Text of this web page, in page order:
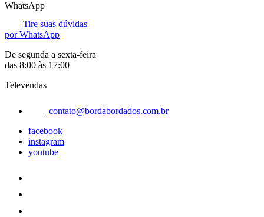
WhatsApp
Tire suas dúvidas
por WhatsApp
De segunda a sexta-feira
das 8:00 às 17:00
Televendas
contato@bordabordados.com.br
facebook
instagram
youtube